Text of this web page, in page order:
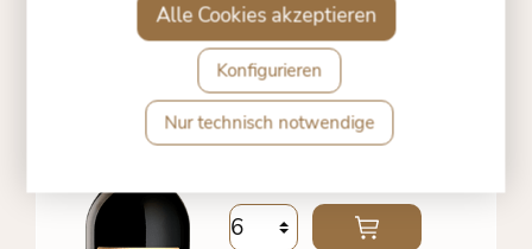
42,00 €*
Nur technisch notwendige
Konfigurieren
Alle Cookies akzeptieren